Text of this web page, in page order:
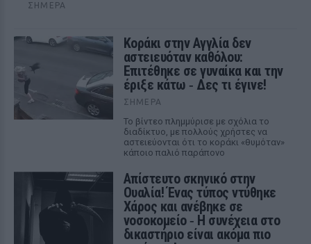
ΣΉΜΕΡΑ
Kοράκι στην Αγγλία δεν
αστειευόταν καθόλου:
Επιτέθηκε σε γυναίκα και την
έριξε κάτω ‑ Δες τι έγινε!
ΣΉΜΕΡΑ
Το βίντεο πλημμύρισε με σχόλια το
διαδίκτυο, με πολλούς χρήστες να
αστειεύονται ότι το κοράκι «θυμόταν»
κάποιο παλιό παράπονο
Απίστευτο σκηνικό στην
Ουαλία! Ένας τύπος ντύθηκε
Χάρος και ανέβηκε σε
νοσοκομείο ‑ H συνέχεια στο
δικαστήριο είναι ακόμα πιο